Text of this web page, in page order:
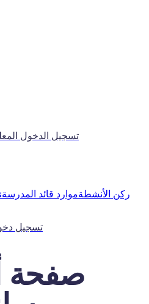
تسجيل الدخول
ركن الأنشطةموارد قائد المدرسة
تسجيل